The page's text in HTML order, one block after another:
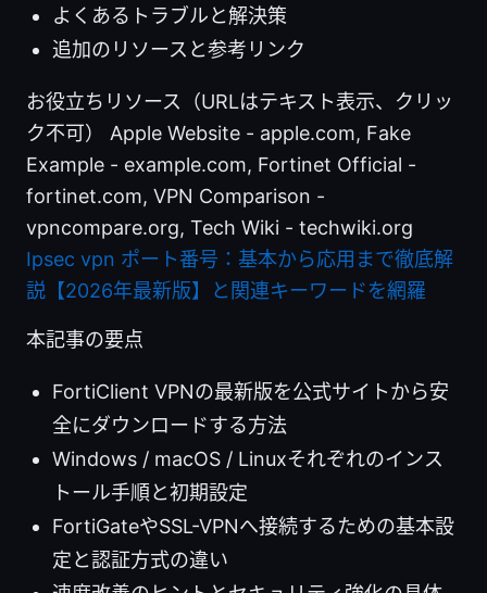
よくあるトラブルと解決策
追加のリソースと参考リンク
お役立ちリソース（URLはテキスト表示、クリッ
ク不可） Apple Website - apple.com, Fake
Example - example.com, Fortinet Official -
fortinet.com, VPN Comparison -
vpncompare.org, Tech Wiki - techwiki.org
Ipsec vpn ポート番号：基本から応用まで徹底解
説【2026年最新版】と関連キーワードを網羅
本記事の要点
FortiClient VPNの最新版を公式サイトから安
全にダウンロードする方法
Windows / macOS / Linuxそれぞれのインス
トール手順と初期設定
FortiGateやSSL-VPNへ接続するための基本設
定と認証方式の違い